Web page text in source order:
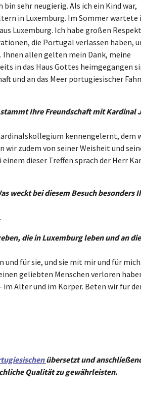
sehr neugierig. Als ich ein Kind war,
in Luxemburg. Im Sommer wartete
Luxemburg. Ich habe großen
die Portugal verlassen haben,
Ihnen allen gelten mein Dank, meine
in das Haus Gottes heimgegangen
und an das Meer portugiesischer
Ihre Freundschaft mit Kardinal
kennengelernt, dem
wir zudem von seiner Weisheit und
dieser Treffen sprach der Herr
weckt bei diesem Besuch besonders
die in Luxemburg leben und an
für sie, und sie mit mir und für
geliebten Menschen verloren
im Alter und im Körper. Beten wir für
übersetzt und
Qualität zu gewährleisten.